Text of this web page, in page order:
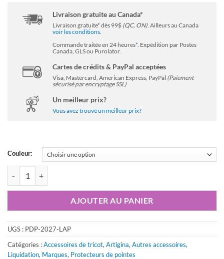
Livraison gratuite au Canada*
Livraison gratuite* dès 99$ (QC, ON) . Ailleurs au Canada
voir les conditions
Commande traitée en 24 heures* . Expédition par Postes
Canada, GLS ou Purolator.
Cartes de crédits & PayPal acceptées
Visa, Mastercard, American Express, PayPal (Paiement
sécurisé par encryptage SSL)
Un meilleur prix?
Vous avez trouvé un meilleur prix?
Couleur:
AJOUTER AU PANIER
UGS : PDP-2027-LAP
Catégories :Accessoires de tricot, Artigina, Autres accessoires,
Liquidation, Marques, Protecteurs de pointes